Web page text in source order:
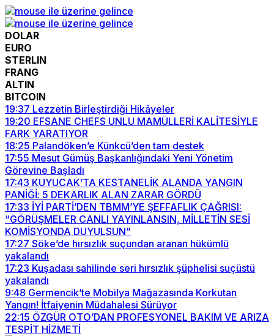
DOLAR
EURO
STERLIN
FRANG
ALTIN
BITCOIN
19:37 Lezzetin Birleştirdiği Hikâyeler
19:20 EFSANE CHEFS UNLU MAMÜLLERİ KALİTESİYLE
FARK YARATIYOR
18:25 Palandöken’e Künkcü’den tam destek
17:55 Mesut Gümüş Başkanlığındaki Yeni Yönetim
Görevine Başladı
17:43 KUYUCAK’TA KESTANELİK ALANDA YANGIN
PANİĞİ: 5 DEKARLIK ALAN ZARAR GÖRDÜ
17:33 İYİ PARTİ’DEN TBMM’YE ŞEFFAFLIK ÇAĞRISI:
“GÖRÜŞMELER CANLI YAYINLANSIN, MİLLETİN SESİ
KOMİSYONDA DUYULSUN”
17:27 Söke’de hırsızlık suçundan aranan hükümlü
yakalandı
17:23 Kuşadası sahilinde seri hırsızlık şüphelisi suçüstü
yakalandı
9:48 Germencik’te Mobilya Mağazasında Korkutan
Yangın! İtfaiyenin Müdahalesi Sürüyor
22:15 ÖZGÜR OTO’DAN PROFESYONEL BAKIM VE ARIZA
TESPİT HİZMETİ